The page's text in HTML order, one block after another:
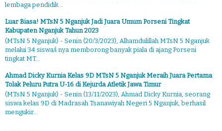
lembaga pendidik...
Luar Biasa! MTsN 5 Nganjuk Jadi Juara Umum Porseni Tingkat
Kabupaten Nganjuk Tahun 2023
(MTsN 5 Nganjuk) - Senin (20/3/2023), Alhamdulillah MTsN 5 Nganjuk
melalui 34 siswa/i nya memborong banyak piala di ajang Porseni
tingkat MT...
Ahmad Dicky Kurnia Kelas 9D MTsN 5 Nganjuk Meraih Juara Pertama
Tolak Peluru Putra U-16 di Kejurda Atletik Jawa Timur
(MTsN 5 Nganjuk) - Senin (13/11/2023), Ahmad Dicky Kurnia, seorang
siswa kelas 9D di Madrasah Tsanawiyah Negeri 5 Nganjuk, berhasil
mengukir...